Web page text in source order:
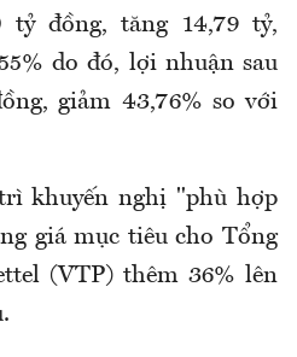
tỷ đồng, tăng 14,79 tỷ,
do đó, lợi nhuận sau
giảm 43,76% so với
khuyến nghị "phù hợp
giá mục tiêu cho Tổng
(VTP) thêm 36% lên